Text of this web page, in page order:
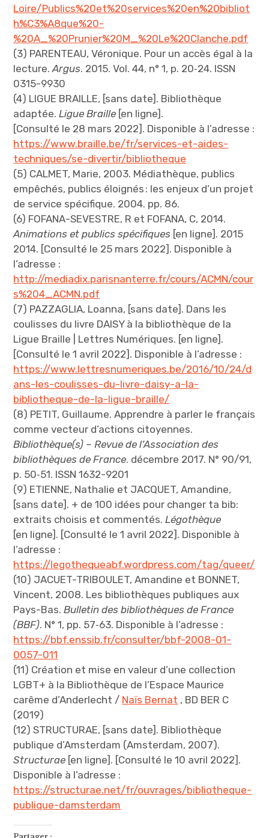
Loire/Publics%20et%20services%20en%20bibliot
h%C3%A8que%20-
%20A_%20Prunier%20M_%20Le%20Clanche.pdf
(3) PARENTEAU, Véronique. Pour un accès égal à la
lecture.Argus. 2015. Vol. 44, n° 1, p. 20‑24. ISSN
0315-9930
(4) LIGUE BRAILLE, [sans date]. Bibliothèque
adaptée.Ligue Braille [en ligne].
[Consulté le 28 mars 2022]. Disponible à l’adresse :
https://www.braille.be/fr/services-et-aides-
techniques/se-divertir/bibliotheque
(5) CALMET, Marie, 2003. Médiathèque, publics
empêchés, publics éloignés : les enjeux d’un projet
de service spécifique. 2004. pp. 86.
(6) FOFANA-SEVESTRE, R et FOFANA, C, 2014.
Animations et publics spécifiques [en ligne]. 2015
2014. [Consulté le 25 mars 2022]. Disponible à
l’adresse :
http://mediadix.parisnanterre.fr/cours/ACMN/cour
s%204_ACMN.pdf
(7) PAZZAGLIA, Loanna, [sans date]. Dans les
coulisses du livre DAISY à la bibliothèque de la
Ligue Braille | Lettres Numériques. [en ligne].
[Consulté le 1 avril 2022]. Disponible à l’adresse :
https://www.lettresnumeriques.be/2016/10/24/d
ans-les-coulisses-du-livre-daisy-a-la-
bibliotheque-de-la-ligue-braille/
(8) PETIT, Guillaume. Apprendre à parler le français
comme vecteur d’actions citoyennes.
Bibliothèque(s) – Revue de l’Association des
bibliothèques de France. décembre 2017. N° 90/91,
p. 50‑51. ISSN 1632-9201
(9) ETIENNE, Nathalie et JACQUET, Amandine,
[sans date]. + de 100 idées pour changer ta bib:
extraits choisis et commentés.Légothèque
[en ligne]. [Consulté le 1 avril 2022]. Disponible à
l’adresse :
https://legothequeabf.wordpress.com/tag/queer/
(10) JACUET-TRIBOULET, Amandine et BONNET,
Vincent, 2008. Les bibliothèques publiques aux
Pays-Bas.Bulletin des bibliothèques de France
(BBF). N° 1, pp. 57‑63. Disponible à l’adresse :
https://bbf.enssib.fr/consulter/bbf-2008-01-
0057-011
(11) Création et mise en valeur d’une collection
LGBT+ à la Bibliothèque de l’Espace Maurice
carême d’Anderlecht / Naïs Bernat , BD BER C
(2019)
(12) STRUCTURAE, [sans date]. Bibliothèque
publique d’Amsterdam (Amsterdam, 2007).
Structurae [en ligne]. [Consulté le 10 avril 2022].
Disponible à l’adresse :
https://structurae.net/fr/ouvrages/bibliotheque-
publique-damsterdam